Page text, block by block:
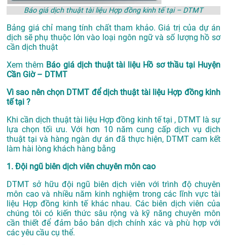
Báo giá dịch thuật tài liệu Hợp đồng kinh tế tại – DTMT
Bảng giá chỉ mang tính chất tham khảo. Giá trị của dự án
dịch sẽ phụ thuộc lớn vào loại ngôn ngữ và số lượng hồ sơ
cần dịch thuật
Xem thêm Báo giá dịch thuật tài liệu Hồ sơ thầu tại Huyện
Cần Giờ – DTMT
Vì sao nên chọn DTMT để dịch thuật tài liệu Hợp đồng kinh
tế tại ?
Khi cần dịch thuật tài liệu Hợp đồng kinh tế tại , DTMT là sự
lựa chọn tối ưu. Với hơn 10 năm cung cấp dịch vụ dịch
thuật tại và hàng ngàn dự án đã thực hiện, DTMT cam kết
làm hài lòng khách hàng bằng
1. Đội ngũ biên dịch viên chuyên môn cao
DTMT sở hữu đội ngũ biên dịch viên với trình độ chuyên
môn cao và nhiều năm kinh nghiệm trong các lĩnh vực tài
liệu Hợp đồng kinh tế khác nhau. Các biên dịch viên của
chúng tôi có kiến thức sâu rộng và kỹ năng chuyên môn
cần thiết để đảm bảo bản dịch chính xác và phù hợp với
các yêu cầu cụ thể.